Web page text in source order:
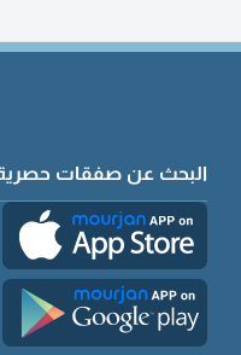
البحث عن صفقات